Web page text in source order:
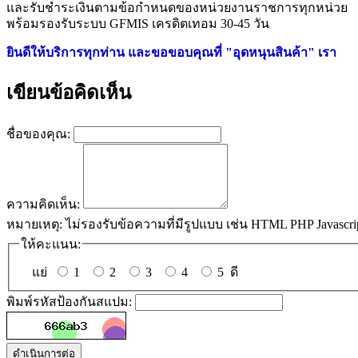
และรับชำระเงินตามข้อกำหนดของหน่วยงานราชการทุกหน่วย
พร้อมรองรับระบบ GFMIS เครดิตเทอม 30-45 วัน
ยินดีให้บริการทุกท่าน และขอขอบคุณที่ "อุดหนุนสินค้า" เรา
เขียนข้อคิดเห็น
ชื่อของคุณ:
ความคิดเห็น:
หมายเหตุ: ไม่รองรับข้อความที่มีรูปแบบ เช่น HTML PHP
ให้คะแนน:
แย่ 1 2 3 4 5 ดี
พิมพ์รหัสป้องกันสแปม:
ดำเนินการต่อ